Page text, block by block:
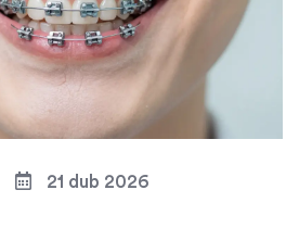
21 dub 2026